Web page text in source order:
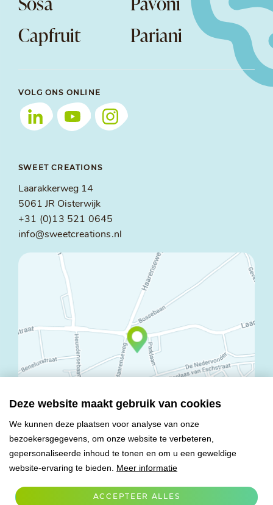
Deze website maakt gebruik van cookies
We kunnen deze plaatsen voor analyse van onze
bezoekersgegevens, om onze website te verbeteren,
gepersonaliseerde inhoud te tonen en om u een geweldige
website-ervaring te bieden. Meer informatie
ACCEPTEER ALLES
Capfruit
Pariani
VOLG ONS ONLINE
SWEET CREATIONS
Laarakkerweg 14
5061 JR Oisterwijk
+31 (0)13 521 0645
info@sweetcreations.nl
© Copyright 2026 Mareco Sweet Creations BV
Alle rechten voorbehouden